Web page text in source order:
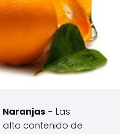
Naranjas - Las
alto contenido de